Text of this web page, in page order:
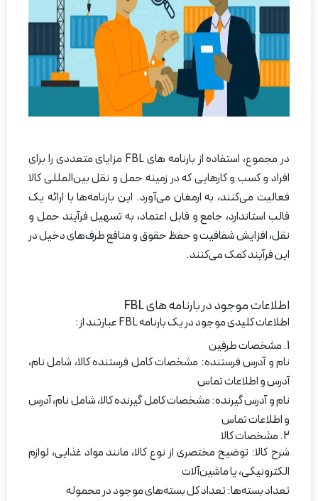
در مجموع، استفاده از بارنامه‌ های FBL مزایای متعددی را برای
افراد و کسب و کارهایی که در زمینه حمل و نقل بین‌المللی کالا
فعالیت می‌کنند، به ارمغان می‌آورد. این بارنامه‌ها با ارائه یک
قالب استاندارد، جامع و قابل اعتماد، به تسهیل فرآیند حمل و
نقل، افزایش شفافیت و حفظ حقوق و منافع طرف‌های دخیل در
این فرآیند کمک می‌کنند.
اطلاعات موجود در بارنامه های FBL
اطلاعات کلیدی موجود در یک بارنامه FBL عبارتند از:
1. مشخصات طرفین
نام و آدرس فرستنده: مشخصات کامل فرستنده کالا، شامل نام،
آدرس و اطلاعات تماس
نام و آدرس گیرنده: مشخصات کامل گیرنده کالا، شامل نام، آدرس
و اطلاعات تماس
2. مشخصات کالا
شرح کالا: توضیح مختصری از نوع کالا، مانند مواد غذایی، لوازم
الکترونیکی، یا ماشین‌آلات
تعداد بسته‌ها: تعداد کل بسته‌های موجود در محموله